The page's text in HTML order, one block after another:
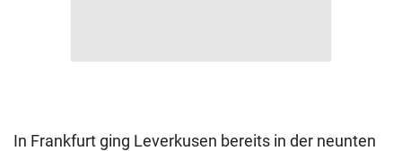
In Frankfurt ging Leverkusen bereits in der neunten